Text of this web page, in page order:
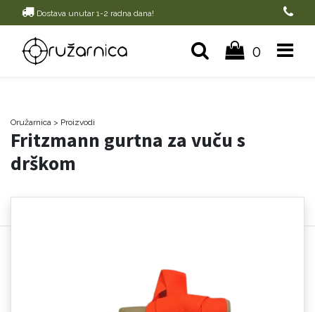
Dostava unutar 1-2 radna dana!
0
Oružarnica > Proizvodi
Fritzmann gurtna za vuču s
drškom